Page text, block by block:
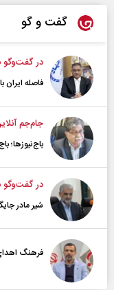
گفت و گو
در گفت‌و‌گو
فاصله
جام‌جم
باج‌نیوزها؛
در گفت‌و‌گو
شیر مادر
فرهنگ